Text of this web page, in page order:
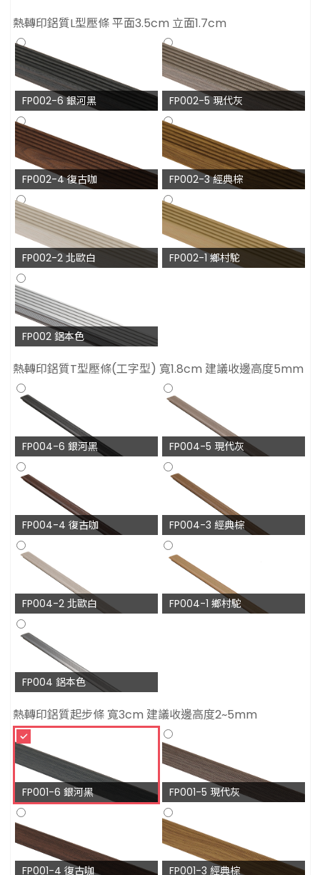
熱轉印鋁質L型壓條 平面3.5cm 立面1.7cm
FP002-6 銀河黑 FP002-5 現代灰
FP002-4 復古咖 FP002-3 經典棕
FP002-2 北歐白 FP002-1 鄉村駝
FP002 鋁本色
熱轉印鋁質T型壓條(工字型) 寬1.8cm 建議收邊高度5mm
FP004-6 銀河黑 FP004-5 現代灰
FP004-4 復古咖 FP004-3 經典棕
FP004-2 北歐白 FP004-1 鄉村駝
FP004 鋁本色
熱轉印鋁質起步條 寬3cm 建議收邊高度2~5mm
FP001-6 銀河黑 FP001-5 現代灰
FP001-4 復古咖 FP001-3 經典棕